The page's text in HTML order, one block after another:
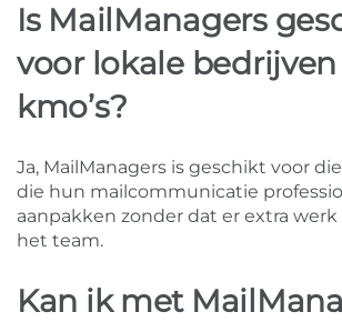
Is MailManagers
voor lokale
kmo’s?
Ja, MailManagers is geschikt voor
die hun mailcommunicatie
aanpakken zonder dat er extra
het team.
Kan ik met